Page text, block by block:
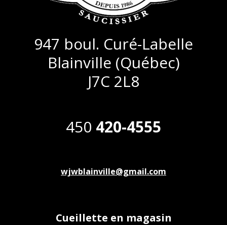
947 boul. Curé-Labelle
Blainville (Québec)
J7C 2L8
450 420-4555
wjwblainville@gmail.com
Cueillette en magasin